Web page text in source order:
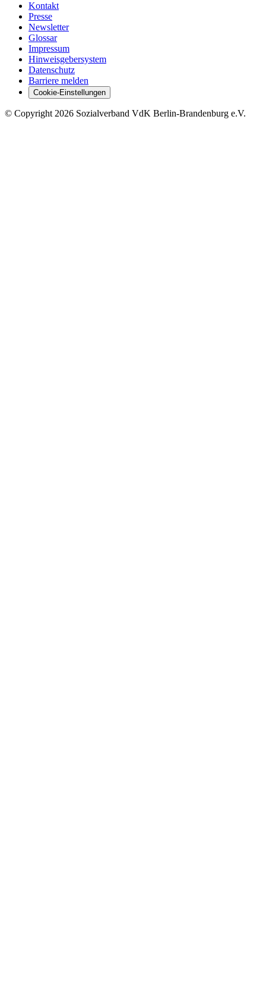
Kontakt
Presse
Newsletter
Glossar
Impressum
Hinweisgebersystem
Datenschutz
Barriere melden
Cookie-Einstellungen
© Copyright 2026 Sozialverband VdK Berlin-Brandenburg e.V.